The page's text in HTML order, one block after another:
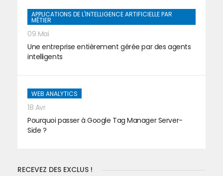
APPLICATIONS DE L'INTELLIGENCE ARTIFICIELLE PAR
MÉTIER
09 Mai
Une entreprise entièrement gérée par des agents
intelligents
WEB ANALYTICS
18 Avr
Pourquoi passer à Google Tag Manager Server-
Side ?
RECEVEZ DES EXCLUS !